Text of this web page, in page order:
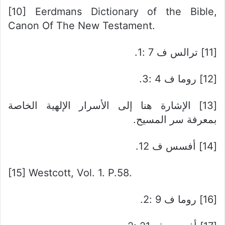
[10] Eerdmans Dictionary of the Bible,
Canon Of The New Testament.
[11] ترالس ف 7 :1.
[12] روما ف 4 :3.
[13] الإشارة هنا إلى الأسرار الإلهية الخاصة
بمعرفة سر المسيح.
[14] أفسس ف 12.
[15] Westcott, Vol. 1. P.58.
[16] روما ف 9 :2.